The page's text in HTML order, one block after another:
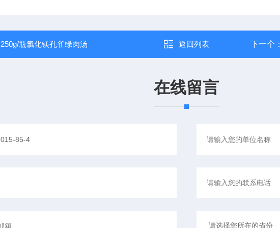
250g/瓶氯化镁孔雀绿肉汤 返回列表 下一个：
在线留言